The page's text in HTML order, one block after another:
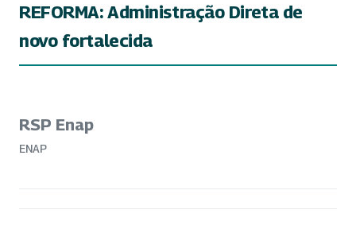
REFORMA: Administração Direta de
novo fortalecida
RSP Enap
ENAP